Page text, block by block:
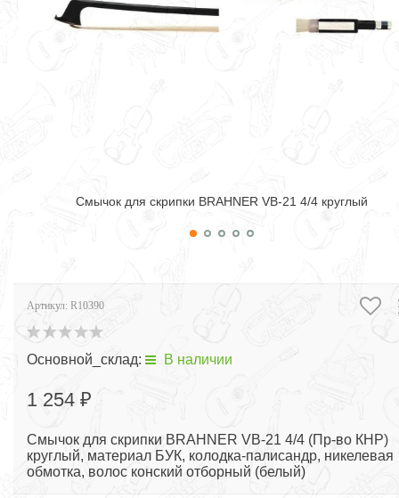
Смычок для скрипки BRAHNER VB-21 4/4 круглый
Артикул: R10390
Основной_склад: В наличии
1 254 ₽
Смычок для скрипки BRAHNER VB-21 4/4 (Пр-во КНР)
круглый, материал БУК, колодка-палисандр, никелевая
обмотка, волос конский отборный (белый)